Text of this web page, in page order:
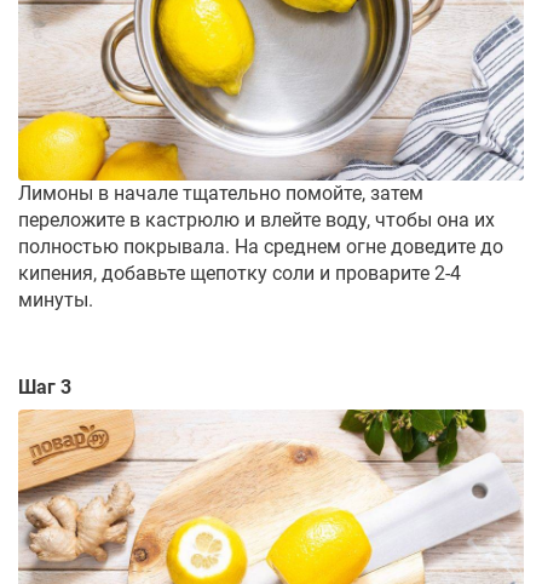
Лимоны в начале тщательно помойте, затем
переложите в кастрюлю и влейте воду, чтобы она их
полностью покрывала. На среднем огне доведите до
кипения, добавьте щепотку соли и проварите 2-4
минуты.
Шаг 3